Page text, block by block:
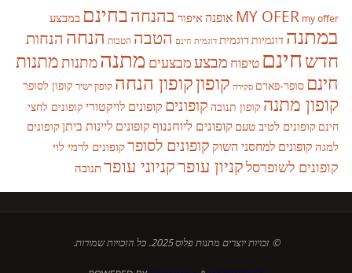
MY OFER my offer אופנהאיפור בהנחהבחינם במבצע
במתנה דוגמיותדוגמית דוגמית חינם הטבה הטבות הנחה הנחות
חדשחינם טיפוח מבצעמבצעים מתנהמתנותמתנות
חינם סופר-פארם סקירה קופוןקופון הנחה קופון ישיר קופון לסופר
קופון מתנה קופון תנובה קופונים קופונים לויקטורי קופונים לחצי
חינם קופונים לטיב טעם קופונים ליוחננוףקופונים ליינות ביתןקופונים
למגה קופונים למחסני השוק קופונים לסופרקופונים לרמי לוי
קופונים לשופרסלקניון עופרקניוני עופרתנובה
© זכויות יוצרים מתנות פלוס 2025. כל הזכויות שמורות.